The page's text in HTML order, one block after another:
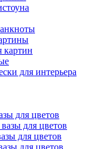
картин
для интерьера
для цветов
для цветов
для цветов
для цветов